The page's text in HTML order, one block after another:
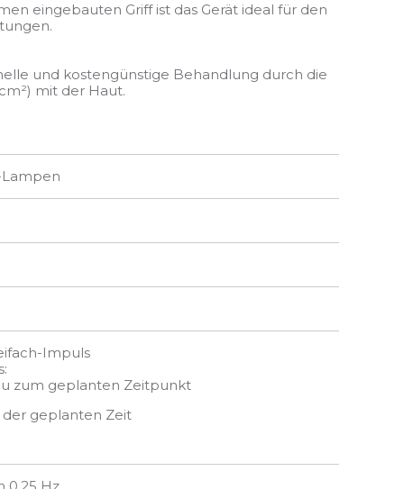
eingebauten Griff ist das Gerät ideal für den
und kostengünstige Behandlung durch die
mit der Haut.
Impuls
zum geplanten Zeitpunkt
der geplanten Zeit